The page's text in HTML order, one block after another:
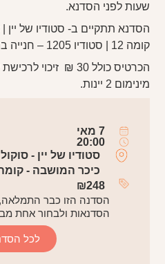
7 מאי
20:00
כיכר המושבה - קומה
₪248
הסדנה הזו כבר
הסדנאות ולבחור אחת
לכל
שעות לפני הסדנא.
קומה 12 | סטודיו 1205 – חנייה במקום.
הכרטיס כולל 30 ₪
מינימום 2 יינות.